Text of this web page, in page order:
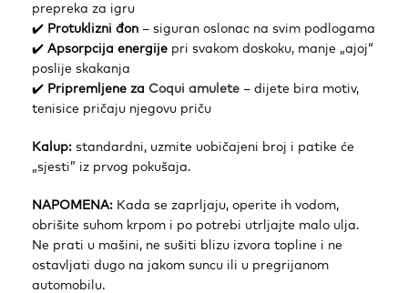
prepreka za igru
✔️ Protuklizni đon – siguran oslonac na svim podlogama
✔️ Apsorpcija energije pri svakom doskoku, manje „ajoj“
poslije skakanja
✔️ Pripremljene za Coqui amulete – dijete bira motiv,
tenisice pričaju njegovu priču
Kalup: standardni, uzmite uobičajeni broj i patike će
„sjesti” iz prvog pokušaja.
NAPOMENA: Kada se zaprljaju, operite ih vodom,
obrišite suhom krpom i po potrebi utrljajte malo ulja.
Ne prati u mašini, ne sušiti blizu izvora topline i ne
ostavljati dugo na jakom suncu ili u pregrijanom
automobilu.